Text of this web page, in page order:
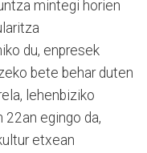
mintegi horien
du, enpresek
bete behar duten
lehenbiziko
egingo da,
etxean